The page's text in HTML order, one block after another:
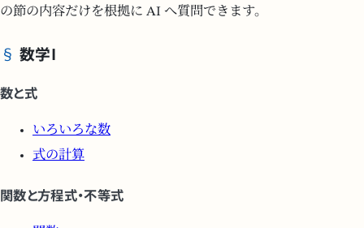
の節の内容だけを根拠に AI へ質問できます。
数学I
数と式
いろいろな数
式の計算
関数と方程式・不等式